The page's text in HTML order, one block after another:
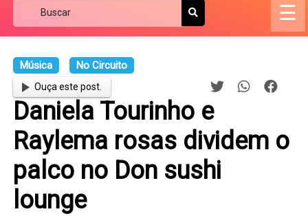
☰
Música No Circuito
Ouça este post.
Daniela Tourinho e
Raylema rosas dividem o
palco no Don sushi
lounge